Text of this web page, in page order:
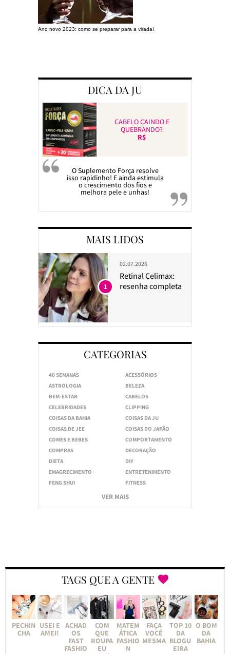
Ano novo 2023: como se preparar para a virada!
DICA DA JU
CABELO CAINDO E
QUEBRANDO?
R$
O Suplemento Força resolve
isso rapidinho! E ainda estimula
o crescimento dos fios e
melhora pele e unhas!
MAIS LIDOS
02.07.2026
Retinal Celimax:
resenha completa
1
CATEGORIAS
40 SEMANAS
ACESSÓRIOS
ASTROLOGIA
BELEZA
BEM-ESTAR
CABELOS
CELEBRIDADES
CLIPPING
COISAS DA BAHIA
COISAS DA JU
COISAS DE JEE
COISAS DO JAPÃO
COMES E BEBES
COMPORTAMENTO
COMPRAS
DECORAÇÃO
DIETA
DIY
EMAGRECIMENTO
ENTRETENIMENTO
FENG SHUI
FITNESS
VER MAIS
TAGS QUE A GENTE
PECHIN
CHA
USEI E
AMEI!
ACHAD
OS
FAST
FASHIO
COM
QUE
ROUPA
EU
MATEM
ÁTICA
FASHIO
N
FAÇA
VOCÊ
MESMA
TOP 10
DA
BLOGU
EIRA
O BOM
DA
BAHIA